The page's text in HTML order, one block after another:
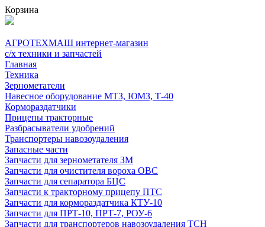
Корзина
АГРОТЕХМАШ интернет-магазин
с/х техники и запчастей
Главная
Техника
Зернометатели
Навесное оборудование МТЗ, ЮМЗ, Т-40
Кормораздатчики
Прицепы тракторные
Разбрасыватели удобрений
Транспортеры навозоудаления
Запасные части
Запчасти для зернометателя ЗМ
Запчасти для очистителя вороха ОВС
Запчасти для сепаратора БЦС
Запчасти к тракторному прицепу ПТС
Запчасти для кормораздатчика КТУ-10
Запчасти для ПРТ-10, ПРТ-7, РОУ-6
Запчасти для транспортеров навозоудаления ТСН